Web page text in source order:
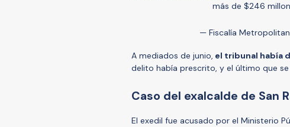
más de $246
— Fiscalía
A mediados de junio, el tribunal había
delito había prescrito, y el último que
Caso del exalcalde de San
El exedil fue acusado por el Ministerio